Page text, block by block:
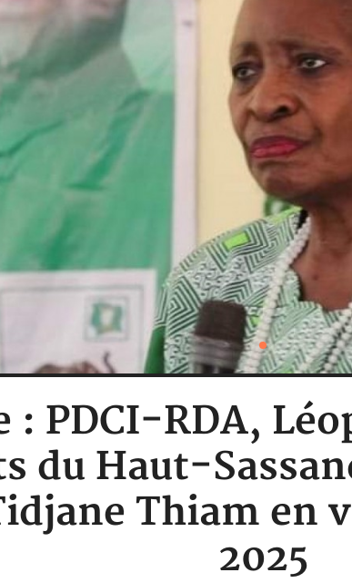
: PDCI-RDA,
du Haut-
Thiam en
2025